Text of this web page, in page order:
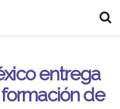
entrega
de